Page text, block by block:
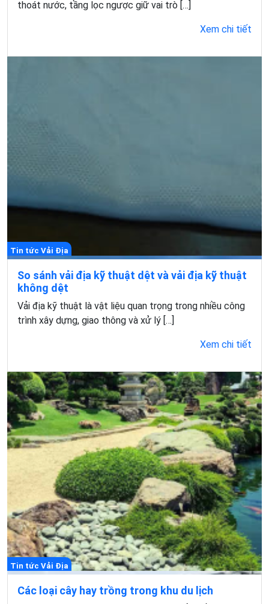
thoát nước, tầng lọc ngược giữ vai trò […]
Xem chi tiết
Tin tức Vải Địa
So sánh vải địa kỹ thuật dệt và vải địa kỹ thuật
không dệt
Vải địa kỹ thuật là vật liệu quan trọng trong nhiều công
trình xây dựng, giao thông và xử lý […]
Xem chi tiết
Tin tức Vải Địa
Các loại cây hay trồng trong khu du lịch